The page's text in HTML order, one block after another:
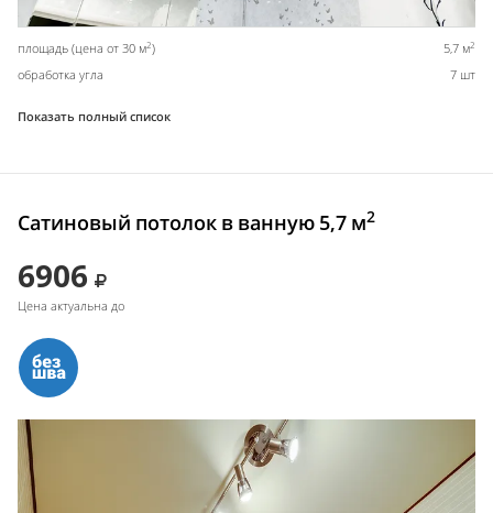
площадь (цена от 30 м2) 5,7 м2
обработка угла 7 шт
Показать полный список
Сатиновый потолок в ванную 5,7 м2
6906
Цена актуальна до